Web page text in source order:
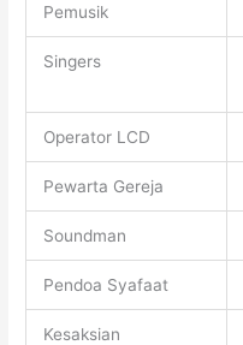
Pemusik
Singers
Operator LCD
Pewarta Gereja
Soundman
Pendoa Syafaat
Kesaksian